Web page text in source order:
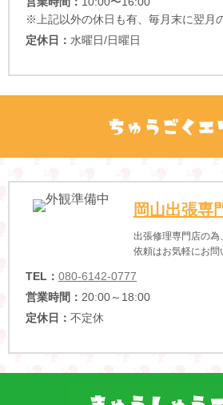
※上記以外の休日も有、毎月末に翌月
定休日： 水曜日/日曜日
岡山出張専
出張修理専門店の為
依頼はお気軽にお問
TEL： 080-6142-0777
営業時間： 20:00～18:00
定休日： 不定休